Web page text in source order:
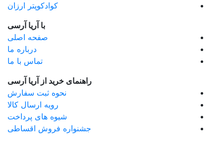
کوادکوپتر ارزان
با آریا آرسی
صفحه اصلی
درباره ما
تماس با ما
راهنمای خرید از آریا آرسی
نحوه ثبت سفارش
رویه ارسال کالا
شیوه های پرداخت
جشنواره فروش اقساطی